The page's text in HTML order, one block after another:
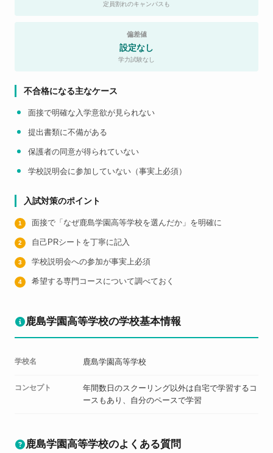
定員割れのキャンパスも
偏差値
設定なし
学力試験なし
不合格になる主なケース
面接で明確な入学意欲が見られない
提出書類に不備がある
保護者の同意が得られていない
学校説明会に参加していない（事実上必須）
入試対策のポイント
面接で「なぜ鹿島学園高等学校を選んだか」を明確に
自己PRシートを丁寧に記入
学校説明会への参加が事実上必須
希望する専門コースについて調べておく
鹿島学園高等学校の学校基本情報
学校名 鹿島学園高等学校
コンセプト
年間数日のスクーリング以外は自宅で学習するコ
ースもあり、自分のペースで学習
鹿島学園高等学校のよくある質問